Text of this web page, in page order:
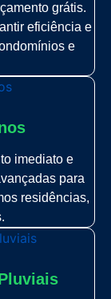
grátis.
eficiência e
e
imediato e
para
residências,